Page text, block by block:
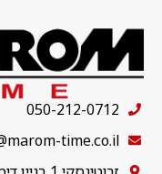
050-212-0712
time.co.il